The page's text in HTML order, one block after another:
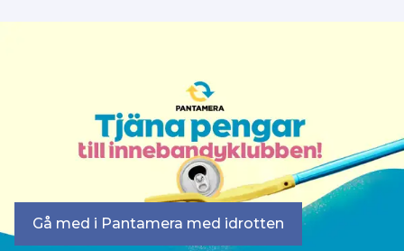
Gå med i Pantamera med idrotten